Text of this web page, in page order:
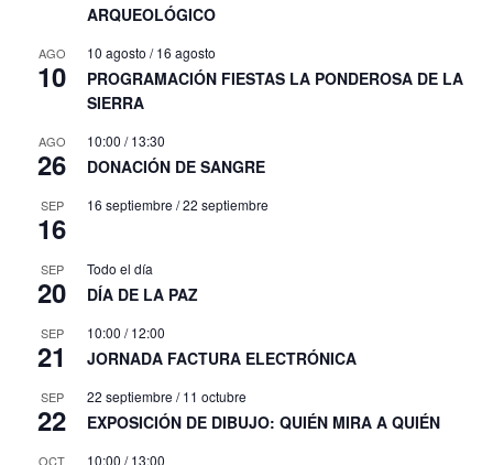
ARQUEOLÓGICO
AGO
10
10 agosto /16 agosto
PROGRAMACIÓN FIESTAS LA PONDEROSA DE LA
SIERRA
AGO
26
10:00 /13:30
DONACIÓN DE SANGRE
SEP
16
16 septiembre /22 septiembre
SEP
20
Todo el día
DÍA DE LA PAZ
SEP
21
10:00 /12:00
JORNADA FACTURA ELECTRÓNICA
SEP
22
22 septiembre /11 octubre
EXPOSICIÓN DE DIBUJO: QUIÉN MIRA A QUIÉN
OCT 10:00 /13:00